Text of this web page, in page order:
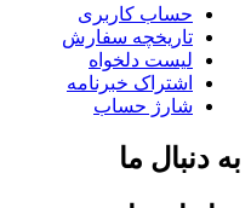
حساب کاربری
تاریخچه سفارش
لیست دلخواه
اشتراک خبرنامه
شارژ حساب
به دنبال ما